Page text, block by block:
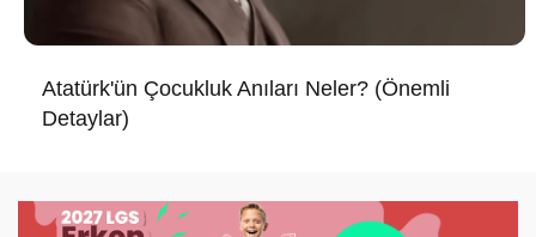
Atatürk'ün Çocukluk Anıları Neler? (Önemli
Detaylar)